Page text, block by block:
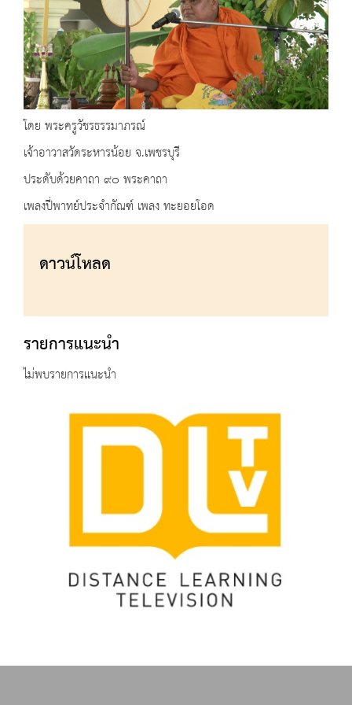
โดย พระครูวัชรธรรมาภรณ์
เจ้าอาวาสวัดระหารน้อย จ.เพชรบุรี
ประดับด้วยคาถา ๙๐ พระคาถา
เพลงปี่พาทย์ประจำกัณฑ์ เพลง ทะยอยโอด
ดาวน์โหลด
รายการแนะนำ
ไม่พบรายการแนะนำ